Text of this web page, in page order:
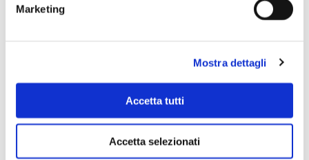
Marketing
Mostra dettagli
Accetta tutti
Accetta selezionati
Dettagli